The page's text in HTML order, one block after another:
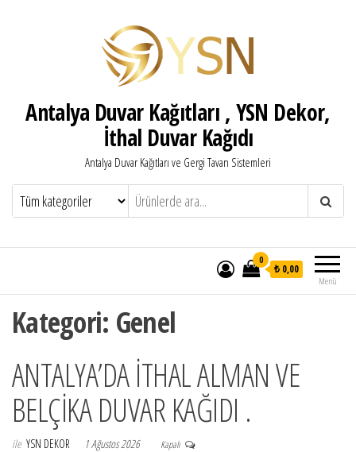
Antalya Duvar Kağıtları , YSN Dekor,
İthal Duvar Kağıdı
Antalya Duvar Kağıtları ve Gergi Tavan Sistemleri
Menü
0
₺ 0,00
Kategori: Genel
ANTALYA’DA İTHAL ALMAN VE
BELÇİKA DUVAR KAĞIDI .
ile YSN DEKOR 1 Ağustos 2026 Kapalı